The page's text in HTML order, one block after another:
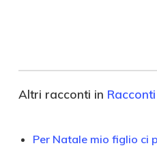
Altri racconti in
Per Natale mio figlio ci